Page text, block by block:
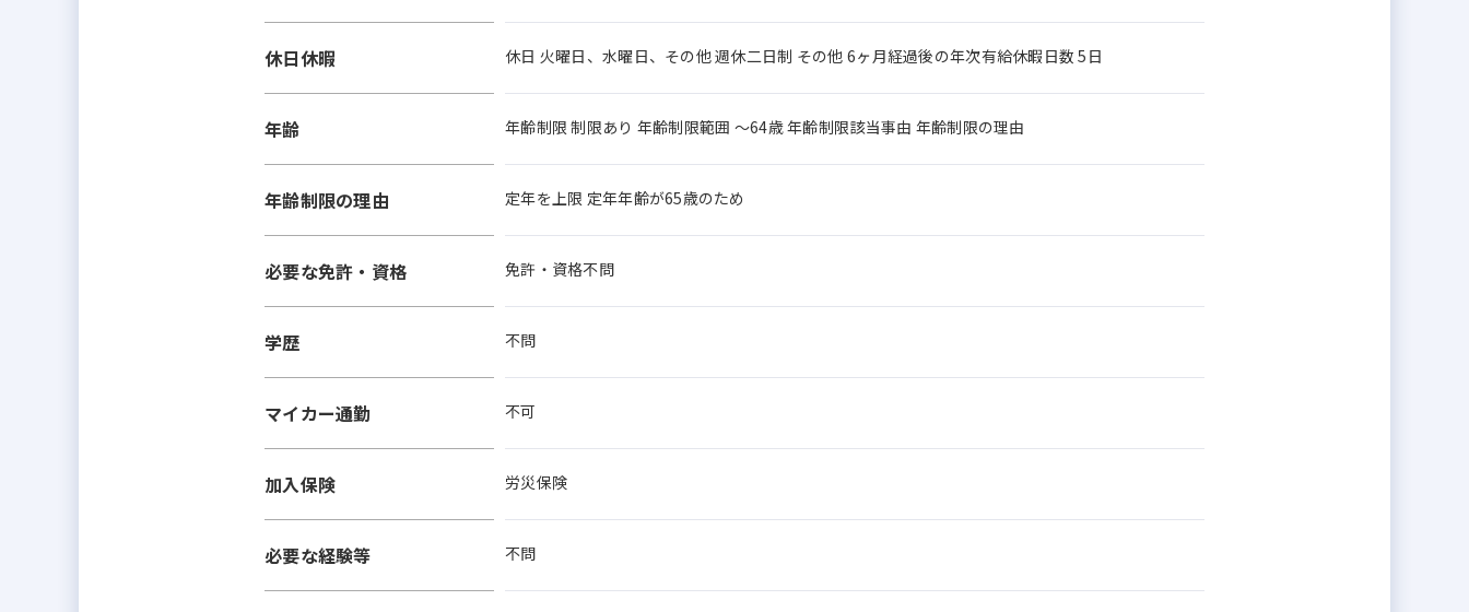
休日休暇 休日 火曜日、水曜日、その他 週休二日制 その他 6ヶ月経過後の年次有給休暇日数 5日
年齢 年齢制限 制限あり 年齢制限範囲 〜64歳 年齢制限該当事由 年齢制限の理由
年齢制限の理由 定年を上限 定年年齢が65歳のため
必要な免許・資格 免許・資格不問
学歴 不問
マイカー通勤 不可
加入保険 労災保険
必要な経験等 不問